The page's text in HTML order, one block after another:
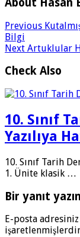
About Hasan
Previous
Bilgi
Next Artuklular
Check Also
10. Sınıf
Yazılıya
10. Sınıf Tarih
1. Ünite klasik …
Bir yanıt yazın
E-posta adresiniz